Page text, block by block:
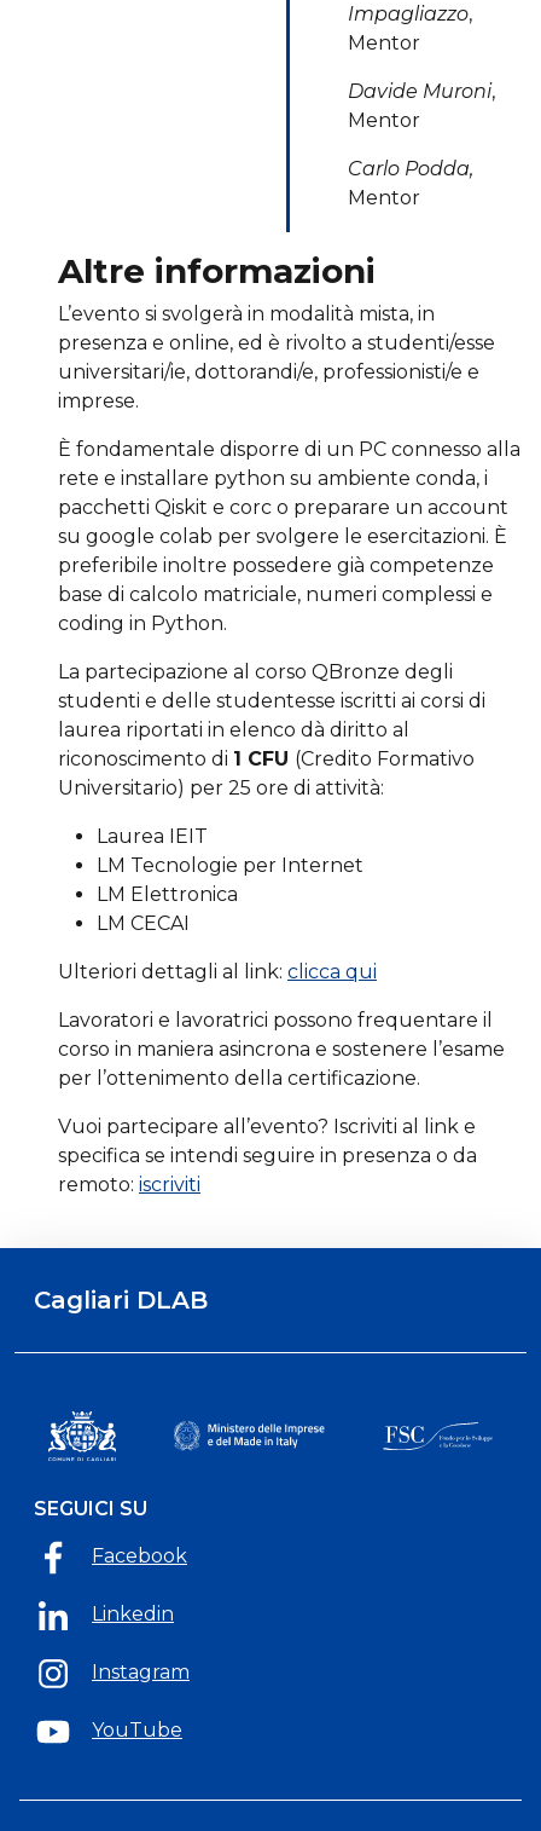
Impagliazzo,
Mentor
Davide Muroni,
Mentor
Carlo Podda,
Mentor
Altre informazioni
L’evento si svolgerà in modalità mista, in
presenza e online, ed è rivolto a studenti/esse
universitari/ie, dottorandi/e, professionisti/e e
imprese.
È fondamentale disporre di un PC connesso alla
rete e installare python su ambiente conda, i
pacchetti Qiskit e corc o preparare un account
su google colab per svolgere le esercitazioni. È
preferibile inoltre possedere già competenze
base di calcolo matriciale, numeri complessi e
coding in Python.
La partecipazione al corso QBronze degli
studenti e delle studentesse iscritti ai corsi di
laurea riportati in elenco dà diritto al
riconoscimento di 1 CFU (Credito Formativo
Universitario) per 25 ore di attività:
Laurea IEIT
LM Tecnologie per Internet
LM Elettronica
LM CECAI
Ulteriori dettagli al link: clicca qui
Lavoratori e lavoratrici possono frequentare il
corso in maniera asincrona e sostenere l’esame
per l’ottenimento della certificazione.
Vuoi partecipare all’evento? Iscriviti al link e
specifica se intendi seguire in presenza o da
remoto: iscriviti
Cagliari DLAB
SEGUICI SU
Facebook
Linkedin
Instagram
YouTube